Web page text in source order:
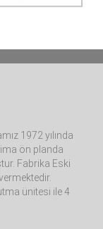
1972 yılında
ön planda
Fabrika Eski
ünitesi ile 4